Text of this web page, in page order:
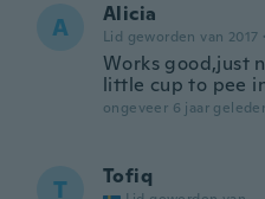
A Alicia
Lid geworden van 2017 ·
Works good,just
little cup to pee
ongeveer 6 jaar
T Tofiq